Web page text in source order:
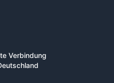
Verbindung